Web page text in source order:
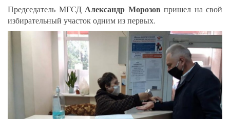
Председатель МГСД Александр Морозов пришел на свой
избирательный участок одним из первых.